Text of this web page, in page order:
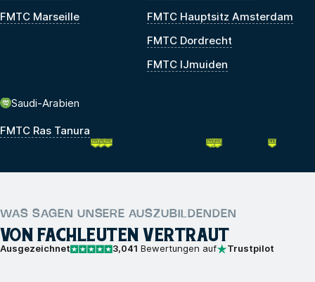
FMTC Marseille
FMTC Hauptsitz Amsterdam
FMTC Dordrecht
FMTC IJmuiden
Saudi-Arabien
FMTC Ras Tanura
WAS SAGEN UNSERE AUSZUBILDENDEN
VON FACHLEUTEN VERTRAUT
Ausgezeichnet 3,041 Bewertungen auf Trustpilot